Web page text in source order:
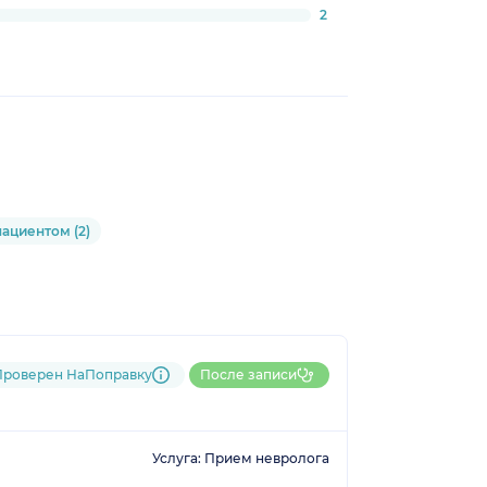
2
(2)
НаПоправку После записи
Услуга: Прием невролога